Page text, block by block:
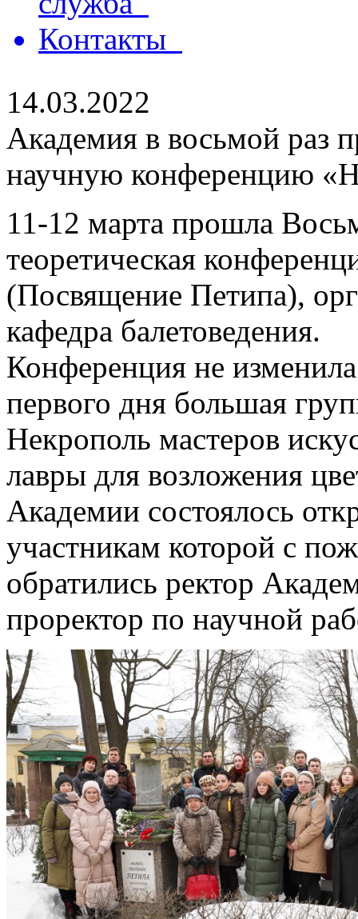
Контакты
14.03.2022
Академия в восьмой раз
научную конференцию
11-12 марта прошла
теоретическая
(Посвящение Петипа),
кафедра балетоведения.
Конференция не
первого дня большая
Некрополь мастеров
лавры для возложения
Академии состоялось
участникам которой с
обратились ректор
проректор по научной